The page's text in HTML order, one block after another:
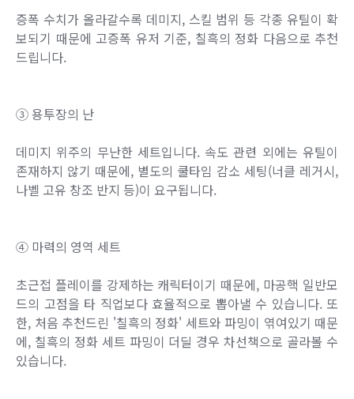
증폭 수치가 올라갈수록 데미지, 스킬 범위 등 각종 유틸이 확
보되기 때문에 고증폭 유저 기준, 칠흑의 정화 다음으로 추천
드립니다.
③ 용투장의 난
데미지 위주의 무난한 세트입니다. 속도 관련 외에는 유틸이
존재하지 않기 때문에, 별도의 쿨타임 감소 세팅(너클 레거시,
나벨 고유 창조 반지 등)이 요구됩니다.
④ 마력의 영역 세트
초근접 플레이를 강제하는 캐릭터이기 때문에, 마공핵 일반모
드의 고점을 타 직업보다 효율적으로 뽑아낼 수 있습니다. 또
한, 처음 추천드린 '칠흑의 정화' 세트와 파밍이 엮여있기 때문
에, 칠흑의 정화 세트 파밍이 더딜 경우 차선책으로 골라볼 수
있습니다.